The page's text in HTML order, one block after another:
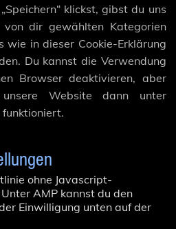
klickst, gibst du uns
dir gewählten Kategorien
wie in dieser Cookie-Erklärung
Du kannst die Verwendung
Browser deaktivieren, aber
Website dann unter
ohne Javascript-
AMP kannst du den
Einwilligung unten auf der